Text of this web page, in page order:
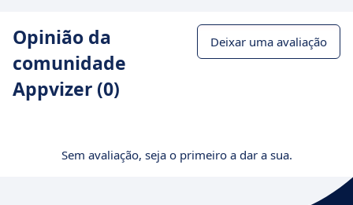
Opinião da
comunidade
Appvizer (0)
Deixar uma avaliação
Sem avaliação, seja o primeiro a dar a sua.